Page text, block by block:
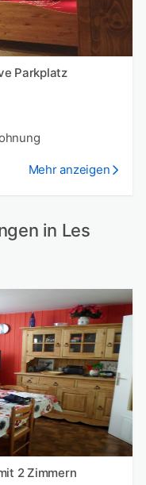
Parkplatz
Mehr anzeigen
in Les
2 Zimmern